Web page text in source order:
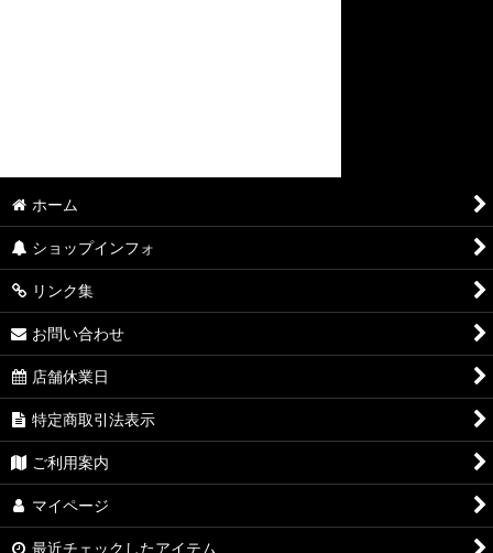
ホーム
ショップインフォ
リンク集
お問い合わせ
店舗休業日
特定商取引法表示
ご利用案内
マイページ
最近チェックしたアイテム